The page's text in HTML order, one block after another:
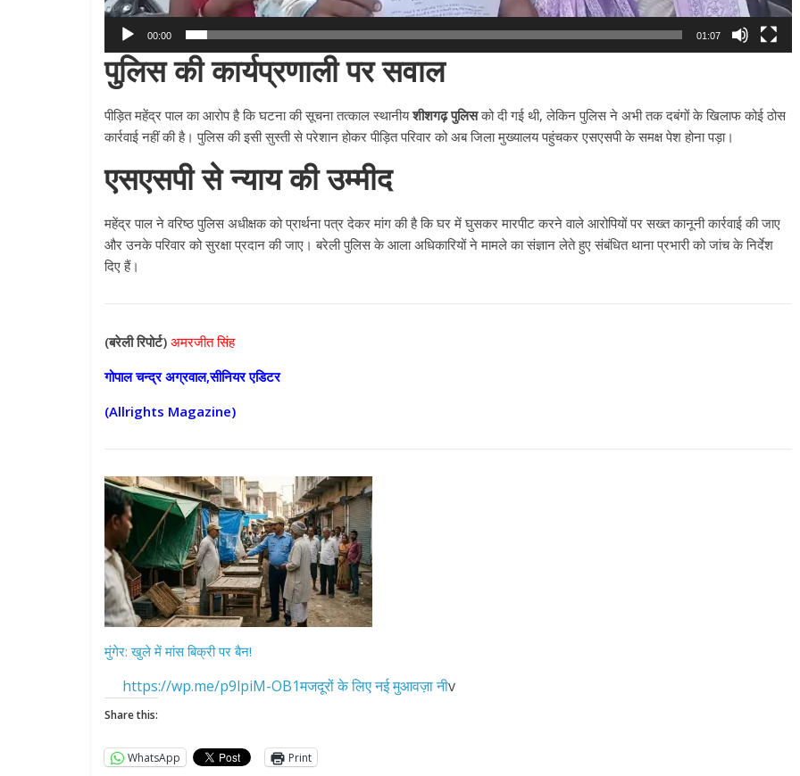
00:00 01:07
पुलिस की कार्यप्रणाली पर सवाल
पीड़ित महेंद्र पाल का आरोप है कि घटना की सूचना तत्काल स्थानीयशीशगढ़ पुलिसको दी गई थी, लेकिन पुलिस ने अभी तक दबंगों के खिलाफ कोई ठोस
कार्रवाई नहीं की है। पुलिस की इसी सुस्ती से परेशान होकर पीड़ित परिवार को अब जिला मुख्यालय पहुंचकर एसएसपी के समक्ष पेश होना पड़ा।
एसएसपी से न्याय की उम्मीद
महेंद्र पाल ने वरिष्ठ पुलिस अधीक्षक को प्रार्थना पत्र देकर मांग की है कि घर में घुसकर मारपीट करने वाले आरोपियों पर सख्त कानूनी कार्रवाई की जाए
और उनके परिवार को सुरक्षा प्रदान की जाए। बरेली पुलिस के आला अधिकारियों ने मामले का संज्ञान लेते हुए संबंधित थाना प्रभारी को जांच के निर्देश
दिए हैं।
(बरेलीरिपोर्ट) अमरजीत सिंह
गोपाल चन्द्र अग्रवाल,सीनियर एडिटर
(Allrights Magazine)
मुंगेर: खुले में मांस बिक्री पर बैन!
https://wp.me/p9lpiM-OB1मजदूरों के लिए नई मुआवज़ा नीv
Share this:
WhatsApp Print